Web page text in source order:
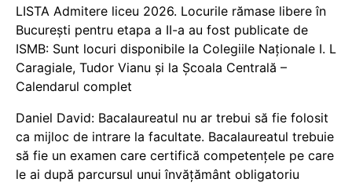
LISTA Admitere liceu 2026. Locurile rămase libere în
București pentru etapa a II-a au fost publicate de
ISMB: Sunt locuri disponibile la Colegiile Naționale I. L
Caragiale, Tudor Vianu și la Școala Centrală –
Calendarul complet
Daniel David: Bacalaureatul nu ar trebui să fie folosit
ca mijloc de intrare la facultate. Bacalaureatul trebuie
să fie un examen care certifică competențele pe care
le ai după parcursul unui învățământ obligatoriu